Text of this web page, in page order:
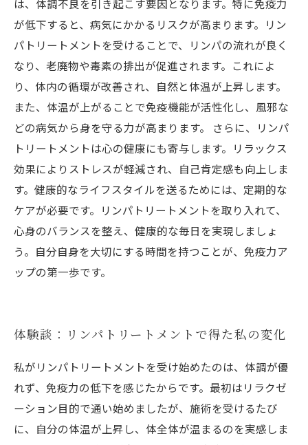
は、体調不良を引き起こす要因となります。特に免疫力
が低下すると、病気にかかるリスクが高まります。リン
パトリートメントを受けることで、リンパの流れが良く
なり、老廃物や毒素の排出が促進されます。これによ
り、体内の循環が改善され、自然と体温が上昇します。
また、体温が上がることで免疫機能が活性化し、風邪な
どの病気から身を守る力が高まります。 さらに、リンパ
トリートメントは心の健康にも寄与します。リラックス
効果によりストレスが軽減され、自己肯定感も向上しま
す。健康的なライフスタイルを送るためには、定期的な
ケアが必要です。リンパトリートメントを取り入れて、
心身のバランスを整え、健康的な毎日を実現しましょ
う。自分自身を大切にする時間を持つことが、免疫力ア
ップの第一歩です。
体験談：リンパトリートメントで得た私の変化
私がリンパトリートメントを受け始めたのは、体調が優
れず、免疫力の低下を感じたからです。最初はリラクゼ
ーション目的で通い始めましたが、施術を受けるたび
に、自分の体温が上昇し、体全体が温まるのを実感しま